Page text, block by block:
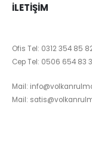
İLETIŞIM
Ofis Tel: 0312 354 85
Cep Tel: 0506 654 83
Mail:
Mail: